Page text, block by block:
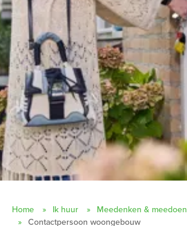
Home Ik huur
Meedenken & meedoen
Contactpersoon woongebouw